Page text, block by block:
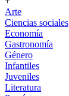
Arte
Ciencias sociales
Economía
Gastronomía
Género
Infantiles
Juveniles
Literatura